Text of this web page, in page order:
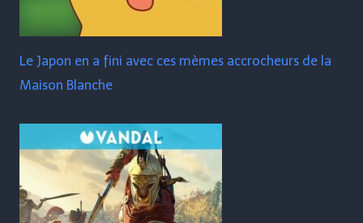
Le Japon en a fini avec ces mèmes accrocheurs de la
Maison Blanche